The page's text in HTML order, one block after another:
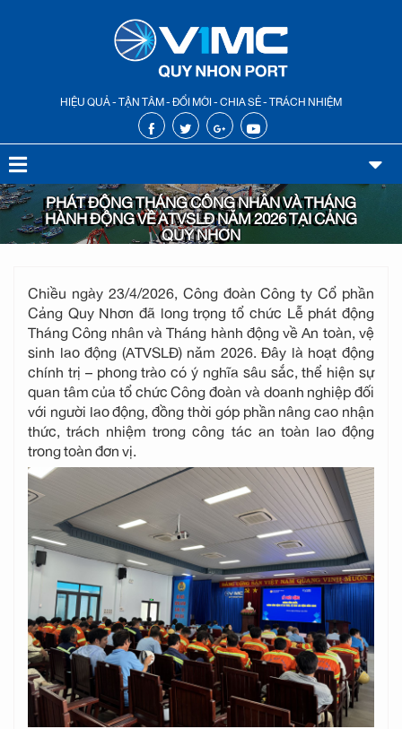
HIỆU QUẢ - TẬN TÂM - ĐỔI MỚI - CHIA SẺ - TRÁCH NHIỆM
PHÁT ĐỘNG THÁNG CÔNG NHÂN VÀ THÁNG
HÀNH ĐỘNG VỀ ATVSLĐ NĂM 2026 TẠI CẢNG
QUY NHƠN
Chiều ngày 23/4/2026, Công đoàn Công ty Cổ phần
Cảng Quy Nhơn đã long trọng tổ chức Lễ phát động
Tháng Công nhân và Tháng hành động về An toàn, vệ
sinh lao động (ATVSLĐ) năm 2026. Đây là hoạt động
chính trị – phong trào có ý nghĩa sâu sắc, thể hiện sự
quan tâm của tổ chức Công đoàn và doanh nghiệp đối
với người lao động, đồng thời góp phần nâng cao nhận
thức, trách nhiệm trong công tác an toàn lao động
trong toàn đơn vị.